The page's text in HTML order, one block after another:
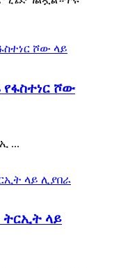
የፋስተነር ሾው
...
ትርኢት ላይ